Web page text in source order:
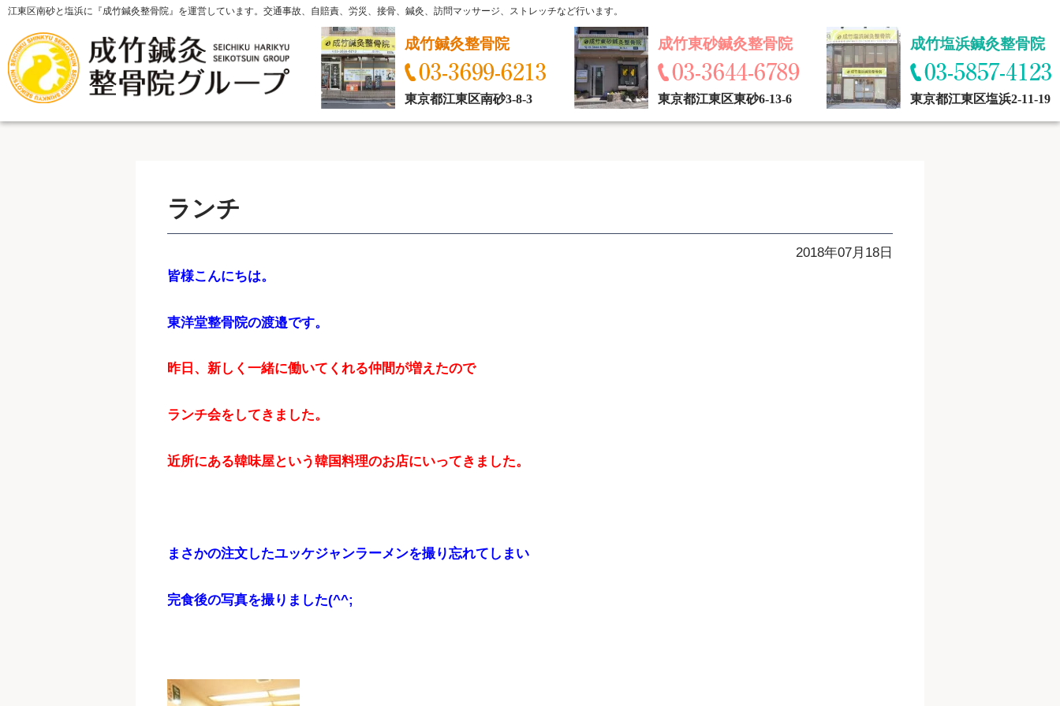
成竹鍼灸整骨院
東京都江東区南砂3-8-3
成竹東砂鍼灸整骨院
東京都江東区東砂6-13-6
成竹塩浜鍼灸整骨院
東京都江東区塩浜2-11-19
江東区南砂と塩浜に『成竹鍼灸整骨院』を運営しています。交通事故、自賠責、労災、接骨、鍼灸、訪問マッサージ、ストレッチなど行います。
ランチ
2018年07月18日
皆様こんにちは。
東洋堂整骨院の渡邉です。
昨日、新しく一緒に働いてくれる仲間が増えたので
ランチ会をしてきました。
近所にある韓味屋という韓国料理のお店にいってきました。
まさかの注文したユッケジャンラーメンを撮り忘れてしまい
完食後の写真を撮りました(^^;